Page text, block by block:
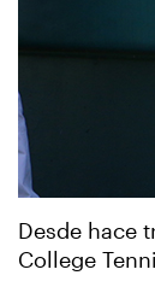
Desde hace
College